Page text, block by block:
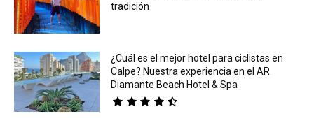
tradición
¿Cuál es el mejor hotel para ciclistas en
Calpe? Nuestra experiencia en el AR
Diamante Beach Hotel & Spa